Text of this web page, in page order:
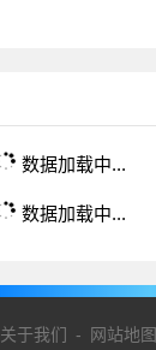
数据加载中...
数据加载中...
关于我们 - 网站地图